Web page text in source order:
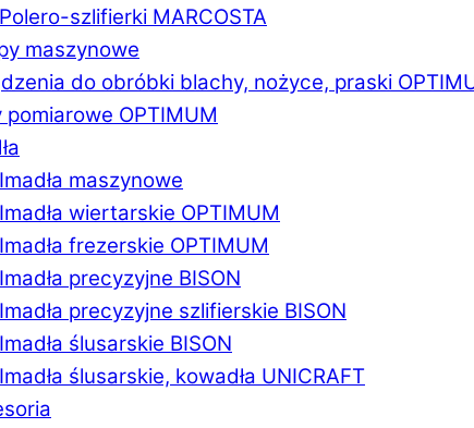
Polero-szlifierki MARCOSTA
maszynowe
do obróbki blachy, nożyce, praski
pomiarowe OPTIMUM
Imadła maszynowe
Imadła wiertarskie OPTIMUM
Imadła frezerskie OPTIMUM
Imadła precyzyjne BISON
Imadła precyzyjne szlifierskie BISON
Imadła ślusarskie BISON
Imadła ślusarskie, kowadła UNICRAFT